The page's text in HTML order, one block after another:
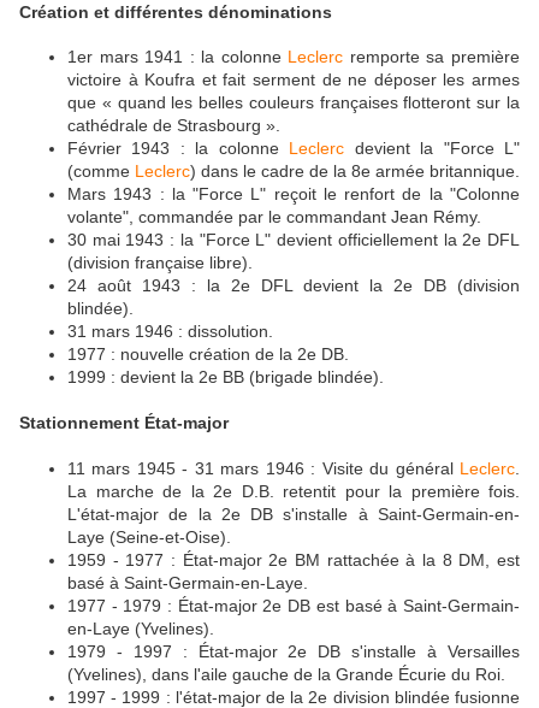
Création et différentes dénominations
1er mars 1941 : la colonne Leclerc remporte sa première
victoire à Koufra et fait serment de ne déposer les armes
que « quand les belles couleurs françaises flotteront sur la
cathédrale de Strasbourg ».
Février 1943 : la colonne Leclerc devient la "Force L"
(comme Leclerc) dans le cadre de la 8e armée britannique.
Mars 1943 : la "Force L" reçoit le renfort de la "Colonne
volante", commandée par le commandant Jean Rémy.
30 mai 1943 : la "Force L" devient officiellement la 2e DFL
(division française libre).
24 août 1943 : la 2e DFL devient la 2e DB (division
blindée).
31 mars 1946 : dissolution.
1977 : nouvelle création de la 2e DB.
1999 : devient la 2e BB (brigade blindée).
Stationnement État-major
11 mars 1945 - 31 mars 1946 : Visite du général Leclerc
La marche de la 2e D.B. retentit pour la première fois.
L'état-major de la 2e DB s'installe à Saint-Germain-en-
Laye (Seine-et-Oise).
1959 - 1977 : État-major 2e BM rattachée à la 8 DM, est
basé à Saint-Germain-en-Laye.
1977 - 1979 : État-major 2e DB est basé à Saint-Germain-
en-Laye (Yvelines).
1979 - 1997 : État-major 2e DB s'installe à Versailles
(Yvelines), dans l'aile gauche de la Grande Écurie du Roi.
1997 - 1999 : l'état-major de la 2e division blindée fusionne